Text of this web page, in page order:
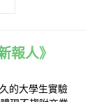
報人》
的大學生實驗